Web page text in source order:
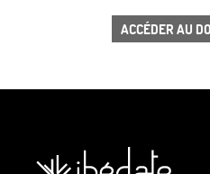
ACCÉDER AU